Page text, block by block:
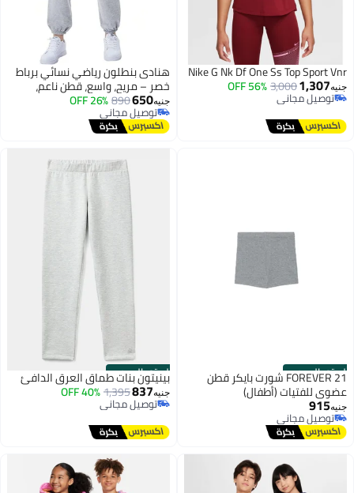
Nike G Nk Df One Ss Top Sport Vnr
جنيه1,307
3,000
56% OFF
توصيل مجاني
توصيل مجاني
هنادى بنطلون رياضي نسائي برباط
خصر – مريح، واسع، قطن ناعم،
مناسب للرياضة والكاجوال للبنات
والنساء
جنيه650
890
26% OFF
توصيل مجاني
توصيل مجاني
الستور الرسميFOREVER 21 شورت بايكر قطن
عضوي للفتيات (أطفال)
جنيه915
توصيل مجاني
توصيل مجاني
الستور الرسمي
بينيتون بنات طماق العرق الدافئ
جنيه837
1,395
40% OFF
توصيل مجاني
توصيل مجاني